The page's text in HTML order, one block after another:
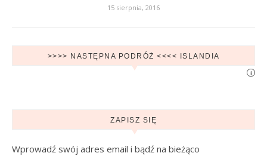
15 sierpnia, 2016
>>>> NASTĘPNA PODRÓŻ <<<< ISLANDIA
i
ZAPISZ SIĘ
Wprowadź swój adres email i bądź na bieżąco